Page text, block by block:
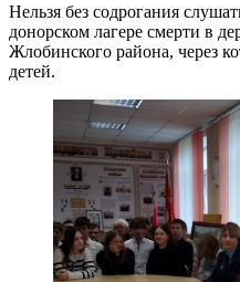
Нельзя без содрогания
донорском лагере смерти в
Жлобинского района, через
детей.